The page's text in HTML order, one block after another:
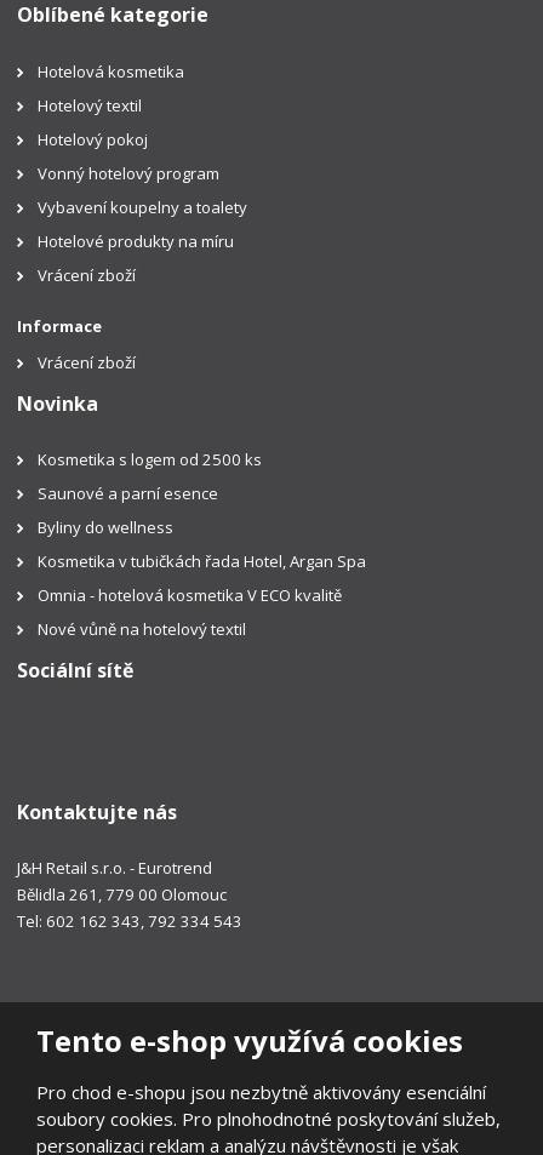
Tento e-shop využívá cookies
Pro chod e-shopu jsou nezbytně aktivovány esenciální
soubory cookies. Pro plnohodnotné poskytování služeb,
personalizaci reklam a analýzu návštěvnosti je však
Oblíbené kategorie
Hotelová kosmetika
Hotelový textil
Hotelový pokoj
Vonný hotelový program
Vybavení koupelny a toalety
Hotelové produkty na míru
Vrácení zboží
Informace
Vrácení zboží
Novinka
Kosmetika s logem od 2500 ks
Saunové a parní esence
Byliny do wellness
Kosmetika v tubičkách řada Hotel, Argan Spa
Omnia - hotelová kosmetika V ECO kvalitě
Nové vůně na hotelový textil
Sociální sítě
Kontaktujte nás
J&H Retail s.r.o. - Eurotrend
Bělidla 261, 779 00 Olomouc
Tel: 602 162 343, 792 334 543